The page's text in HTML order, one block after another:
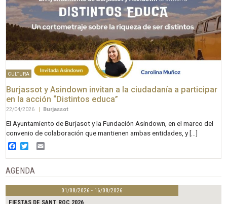
CULTURA
Burjassot y Asindown invitan a la ciudadanía a participar
en la acción “Distintos educa”
22/04/2026 Burjassot
El Ayuntamiento de Burjasot y la Fundación Asindown, en el marco del
convenio de colaboración que mantienen ambas entidades, y […]
Facebook
Twitter
AGENDA
01/08/2026 - 16/08/2026
FIESTAS DE SANT ROC 2026